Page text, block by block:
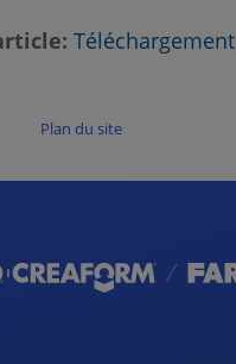
Téléchargement
Plan du site